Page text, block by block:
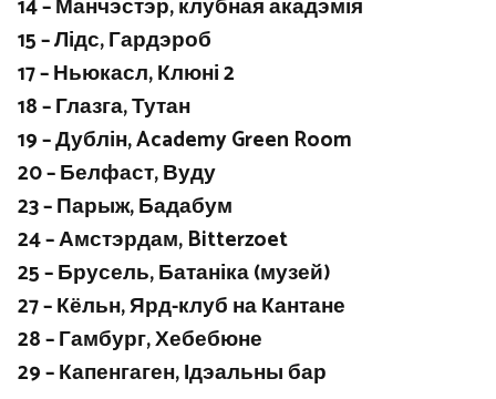
15 – Лідс, Гардэроб
17 – Ньюкасл, Клюні 2
18 – Глазга, Тутан
19 – Дублін, Academy Green Room
20 – Белфаст, Вуду
23 – Парыж, Бадабум
24 – Амстэрдам, Bitterzoet
25 – Брусель, Батаніка (музей)
27 – Кёльн, Ярд-клуб на Кантане
28 – Гамбург, Хебебюне
29 – Капенгаген, Ідэальны бар